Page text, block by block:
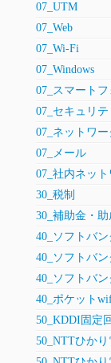
07_UTM
07_Web
07_Wi-Fi
07_Windows
07_スマートフ
07_セキュリテ
07_ネットワ
07_メール
07_社内ネット
30_税制
30_補助金・助
40_ソフトバ
40_ソフトバ
40_ソフトバ
40_ポケット
50_KDDI固定
50_NTTひか